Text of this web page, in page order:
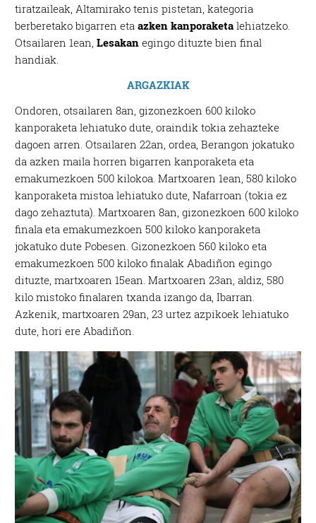
tiratzaileak, Altamirako tenis pistetan, kategoria
berberetako bigarren etaazken kanporaketa lehiatzeko.
Otsailaren 1ean,Lesakan egingo dituzte bien final
handiak.
ARGAZKIAK
Ondoren, otsailaren 8an, gizonezkoen 600 kiloko
kanporaketa lehiatuko dute, oraindik tokia zehazteke
dagoen arren. Otsailaren 22an, ordea, Berangon jokatuko
da azken maila horren bigarren kanporaketa eta
emakumezkoen 500 kilokoa. Martxoaren 1ean, 580 kiloko
kanporaketa mistoa lehiatuko dute, Nafarroan (tokia ez
dago zehaztuta). Martxoaren 8an, gizonezkoen 600 kiloko
finala eta emakumezkoen 500 kiloko kanporaketa
jokatuko dute Pobesen. Gizonezkoen 560 kiloko eta
emakumezkoen 500 kiloko finalak Abadiñon egingo
dituzte, martxoaren 15ean. Martxoaren 23an, aldiz, 580
kilo mistoko finalaren txanda izango da, Ibarran.
Azkenik, martxoaren 29an, 23 urtez azpikoek lehiatuko
dute, hori ere Abadiñon.